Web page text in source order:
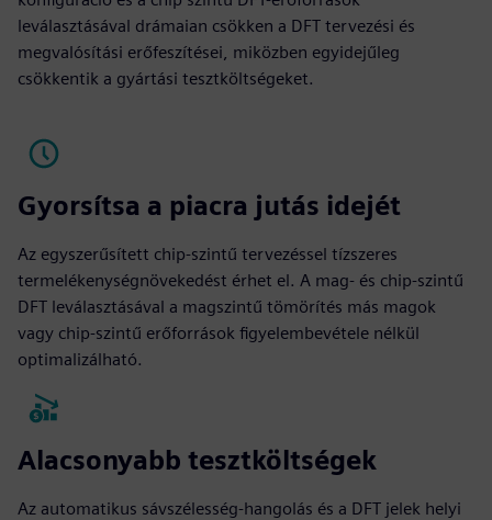
leválasztásával drámaian csökken a DFT tervezési és
megvalósítási erőfeszítései, miközben egyidejűleg
csökkentik a gyártási tesztköltségeket.
Gyorsítsa a piacra jutás idejét
Az egyszerűsített chip-szintű tervezéssel tízszeres
termelékenységnövekedést érhet el. A mag- és chip-szintű
DFT leválasztásával a magszintű tömörítés más magok
vagy chip-szintű erőforrások figyelembevétele nélkül
optimalizálható.
Alacsonyabb tesztköltségek
Az automatikus sávszélesség-hangolás és a DFT jelek helyi